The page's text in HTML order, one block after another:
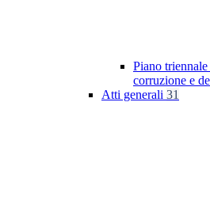
Piano
corruzione e
Atti generali 31